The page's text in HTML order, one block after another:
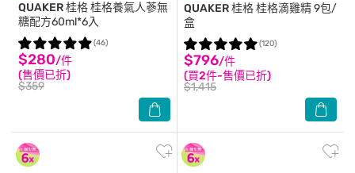
QUAKER 桂格桂格養氣人蔘無
糖配方60ml*6入
$280/件
(售價已折)
$359
(46)
QUAKER 桂格桂格滴雞精 9包/
盒
$796/件
(買2件-售價已折)
$1,415
(120)